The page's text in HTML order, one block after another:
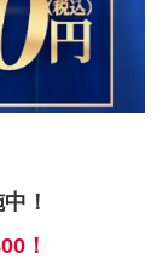
！
！